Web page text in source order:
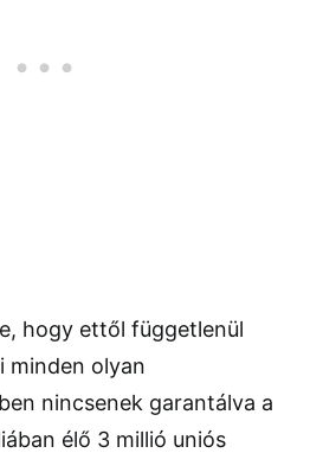
hogy ettől függetlenül
minden olyan
nincsenek garantálva a
élő 3 millió uniós